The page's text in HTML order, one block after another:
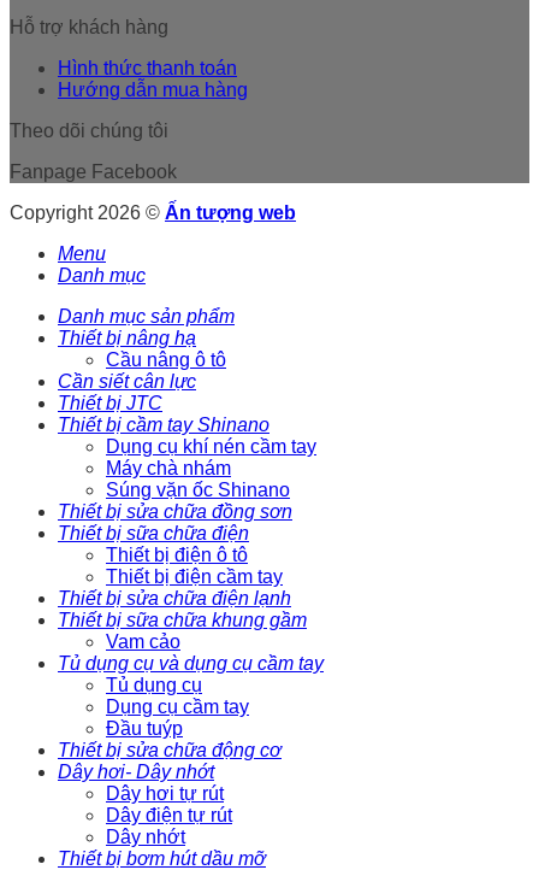
Hỗ trợ khách hàng
Hình thức thanh toán
Hướng dẫn mua hàng
Theo dõi chúng tôi
Fanpage Facebook
Copyright 2026 © Ấn tượng web
Menu
Danh mục
Danh mục sản phẩm
Thiết bị nâng hạ
Cầu nâng ô tô
Cần siết cân lực
Thiết bị JTC
Thiết bị cầm tay Shinano
Dụng cụ khí nén cầm tay
Máy chà nhám
Súng vặn ốc Shinano
Thiết bị sửa chữa đồng sơn
Thiết bị sữa chữa điện
Thiết bị điện ô tô
Thiết bị điện cầm tay
Thiết bị sửa chữa điện lạnh
Thiết bị sữa chữa khung gầm
Vam cảo
Tủ dụng cụ và dụng cụ cầm tay
Tủ dụng cụ
Dụng cụ cầm tay
Đầu tuýp
Thiết bị sửa chữa động cơ
Dây hơi- Dây nhớt
Dây hơi tự rút
Dây điện tự rút
Dây nhớt
Thiết bị bơm hút dầu mỡ